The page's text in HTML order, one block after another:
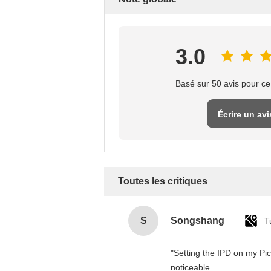
3.0
Basé sur 50 avis pour
Écrire un
Toutes les critiques
S Songshang
"Setting the IPD on my
noticeable.